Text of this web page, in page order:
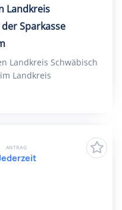
Landkreis
Sparkasse
Landkreis Schwäbisch
Landkreis
ANTRAG